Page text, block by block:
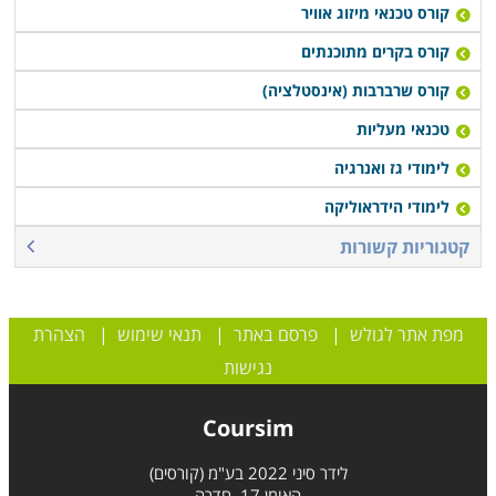
להשתלב תחילה בחברה מקצועית ומובילה בתחום
האלקטרוניקה והחשמל ולצבור ידע וניסיון ורק בשלב מאוחר
יותר, לפתוח עסק עצמאי, שכן ישנה אחריות רבה לעסק
העומד בפני עצמו על כל טעות או תקלה מאשר גיבוי הניתן
מהחברה המעסיקה.
קורס טכנאי מיזוג אוויר
קורס בקרים מתוכנתים
קורס שרברבות (אינסטלציה)
טכנאי מעליות
לימודי גז ואנרגיה
לימודי הידראוליקה
קטגוריות קשורות
מפת אתר לגולש |פרסם באתר | תנאי שימוש | הצהרת
נגישות
Coursim
לידר סיני 2022 בע"מ (קורסים)